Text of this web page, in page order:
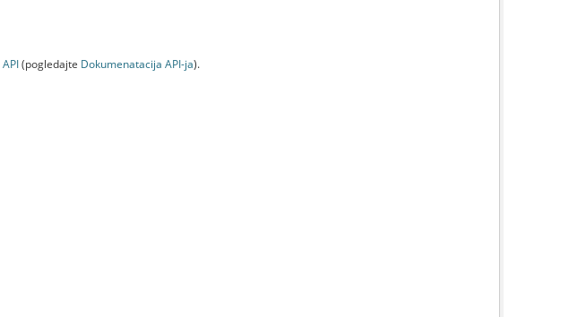
API(pogledajte Dokumenаtаcijа API-jа).